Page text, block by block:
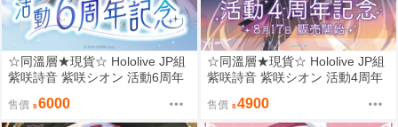
☆同溫層★現貨☆ Hololive JP組
紫咲詩音 紫咲シオン 活動6周年
售價 6000
☆同溫層★現貨☆ Hololive JP組
紫咲詩音 紫咲シオン 活動4周年
售價 4900